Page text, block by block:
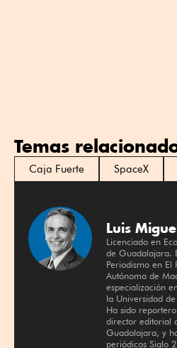
Temas
Caja Fuerte SpaceX
Luis
Licenciado en
de Guadalajara.
Periodismo en El
Autónoma de
especialización
la Universidad
Ha sido
director editorial
Guadalajara, y
periódicos Siglo